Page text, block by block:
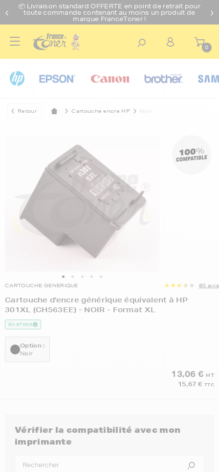
📦 Livraison standard OFFERTE en point de retrait pour
toute commande contenant au moins un produit de
marque FranceToner !
0
Retour Cartouche encre HP Noir
CARTOUCHE GENERIQUE 80 avis
Cartouche d'encre générique équivalent à HP
301XL (CH563EE) - NOIR - Format XL
EN STOCK
Option :
Noir
13,06 € HT
15,67 € TTC
Vérifier la compatibilité avec mon
imprimante